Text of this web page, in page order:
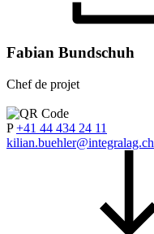
Fabian Bundschuh
Chef de projet
P +41 44 434 24 11
kilian.buehler@integralag.ch